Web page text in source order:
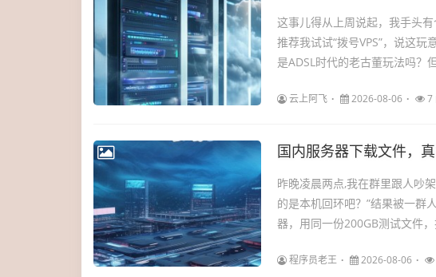
这事儿得从上周说起，我手头
推荐我试试“拨号VPS”，说这
是ADSL时代的老古董玩法吗？
云上阿飞 2026-08-06 7
国内服务器下载文件，
昨晚凌晨两点,我在群里跟人吵
的是本机回环吧？”结果被一群
器，用同一份200GB测试文件
程序员老王 2026-08-06